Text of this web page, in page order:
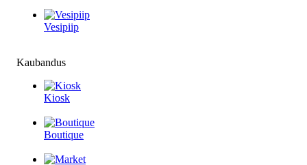
Vesipiip
Kaubandus
Kiosk
Boutique